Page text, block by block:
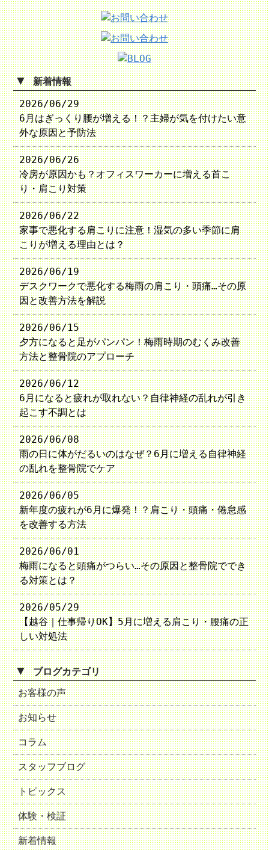
▼ 新着情報
2026/06/29
6月はぎっくり腰が増える！？主婦が気を付けたい意
外な原因と予防法
2026/06/26
冷房が原因かも？オフィスワーカーに増える首こ
り・肩こり対策
2026/06/22
家事で悪化する肩こりに注意！湿気の多い季節に肩
こりが増える理由とは？
2026/06/19
デスクワークで悪化する梅雨の肩こり・頭痛…その原
因と改善方法を解説
2026/06/15
夕方になると足がパンパン！梅雨時期のむくみ改善
方法と整骨院のアプローチ
2026/06/12
6月になると疲れが取れない？自律神経の乱れが引き
起こす不調とは
2026/06/08
雨の日に体がだるいのはなぜ？6月に増える自律神経
の乱れを整骨院でケア
2026/06/05
新年度の疲れが6月に爆発！？肩こり・頭痛・倦怠感
を改善する方法
2026/06/01
梅雨になると頭痛がつらい…その原因と整骨院ででき
る対策とは？
2026/05/29
【越谷｜仕事帰りOK】5月に増える肩こり・腰痛の正
しい対処法
▼ ブログカテゴリ
お客様の声
お知らせ
コラム
スタッフブログ
トピックス
体験・検証
新着情報